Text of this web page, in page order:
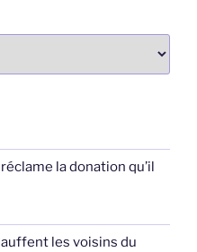
la donation qu’il
les voisins du